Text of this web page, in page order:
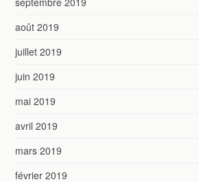
août 2019
juillet 2019
juin 2019
mai 2019
avril 2019
mars 2019
février 2019